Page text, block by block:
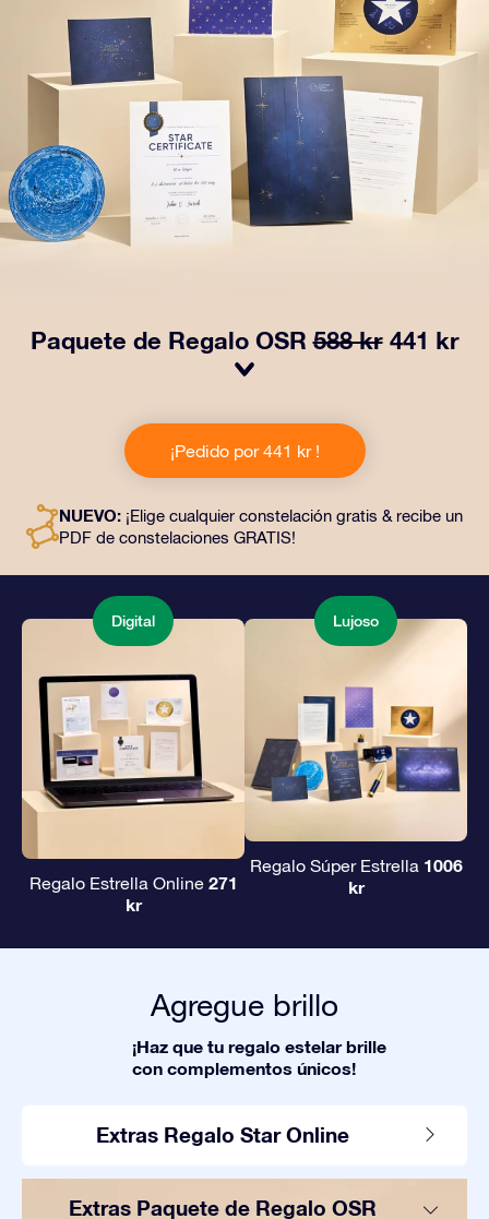
Paquete de Regalo OSR588 kr 441 kr
OSR! Este regalo incluye un bonito sobre y documentos
personalizados enviados a la dirección que elijas,
además de documentos digitales y el uso gratuito de
obsequiar un regalo eterno a amigos y seres queridos.
¡Pedido por 441 kr !
NUEVO: ¡Elige cualquier constelación gratis & recibe un
PDF de constelaciones GRATIS!
Digital
Regalo Estrella Online 271
kr
Lujoso
Regalo Súper Estrella 1006
kr
Agregue brillo
¡Haz que tu regalo estelar brille
con complementos únicos!
Extras Regalo Star Online
Extras Paquete de Regalo OSR